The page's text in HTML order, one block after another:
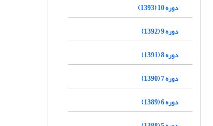
دوره 10 (1393)
دوره 9 (1392)
دوره 8 (1391)
دوره 7 (1390)
دوره 6 (1389)